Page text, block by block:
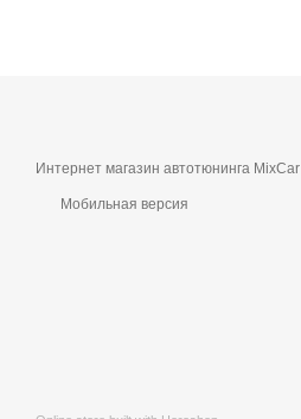
Интернет магазин автотюнинга MixCar
Мобильная версия